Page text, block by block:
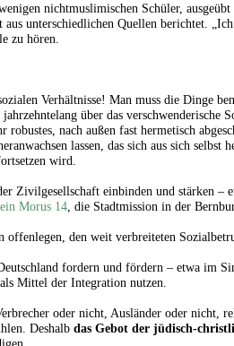
nichtmuslimischen Schüler,
aus unterschiedlichen Quellen berichtet.
zu hören.
Verhältnisse! Man muss die Dinge
über das verschwenderische
robustes, nach außen fast hermetisch
lassen, das sich aus sich selbst
wird.
Zivilgesellschaft einbinden und stärken –
Morus 14, die Stadtmission in der
offenlegen, den weit verbreiteten
fordern und fördern – etwa im
Mittel der Integration nutzen.
oder nicht, Ausländer oder nicht,
Deshalb das Gebot der jüdisch-